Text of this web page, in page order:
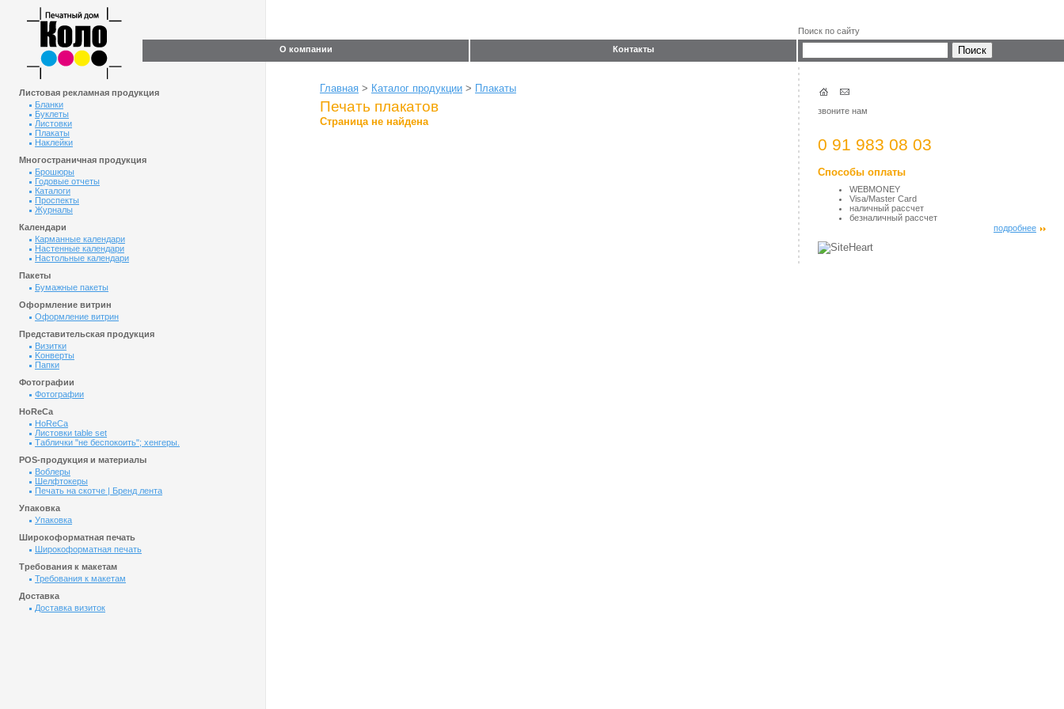
О компании Контакты
Поиск по сайту
Листовая рекламная продукция
Бланки
Буклеты
Листовки
Плакаты
Наклейки
Многостраничная продукция
Брошюры
Годовые отчеты
Каталоги
Проспекты
Журналы
Календари
Карманные календари
Настенные календари
Настольные календари
Пакеты
Бумажные пакеты
Оформление витрин
Оформление витрин
Представительская продукция
Визитки
Kонверты
Папки
Фотографии
Фотографии
HoReCa
HoReCa
Листовки table set
Таблички "не беспокоить"; хенгеры.
POS-продукция и материалы
Воблеры
Шелфтокеры
Печать на скотче | Бренд лента
Упаковка
Упаковка
Широкоформатная печать
Широкоформатная печать
Требования к макетам
Требования к макетам
Доставка
Доставка визиток
Главная > Каталог продукции > Плакаты
Печать плакатов
Страница не найдена
звоните нам
0 91 983 08 03
Способы оплаты
WEBMONEY
Visa/Master Card
наличный рассчет
безналичный рассчет
подробнее